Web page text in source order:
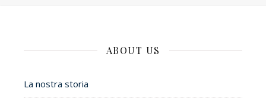
ABOUT US
La nostra storia